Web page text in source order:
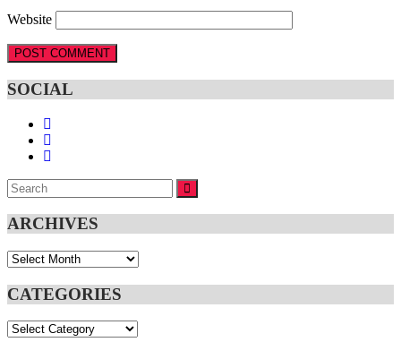
Website
SOCIAL
Search
for:
ARCHIVES
Archives
CATEGORIES
Categories